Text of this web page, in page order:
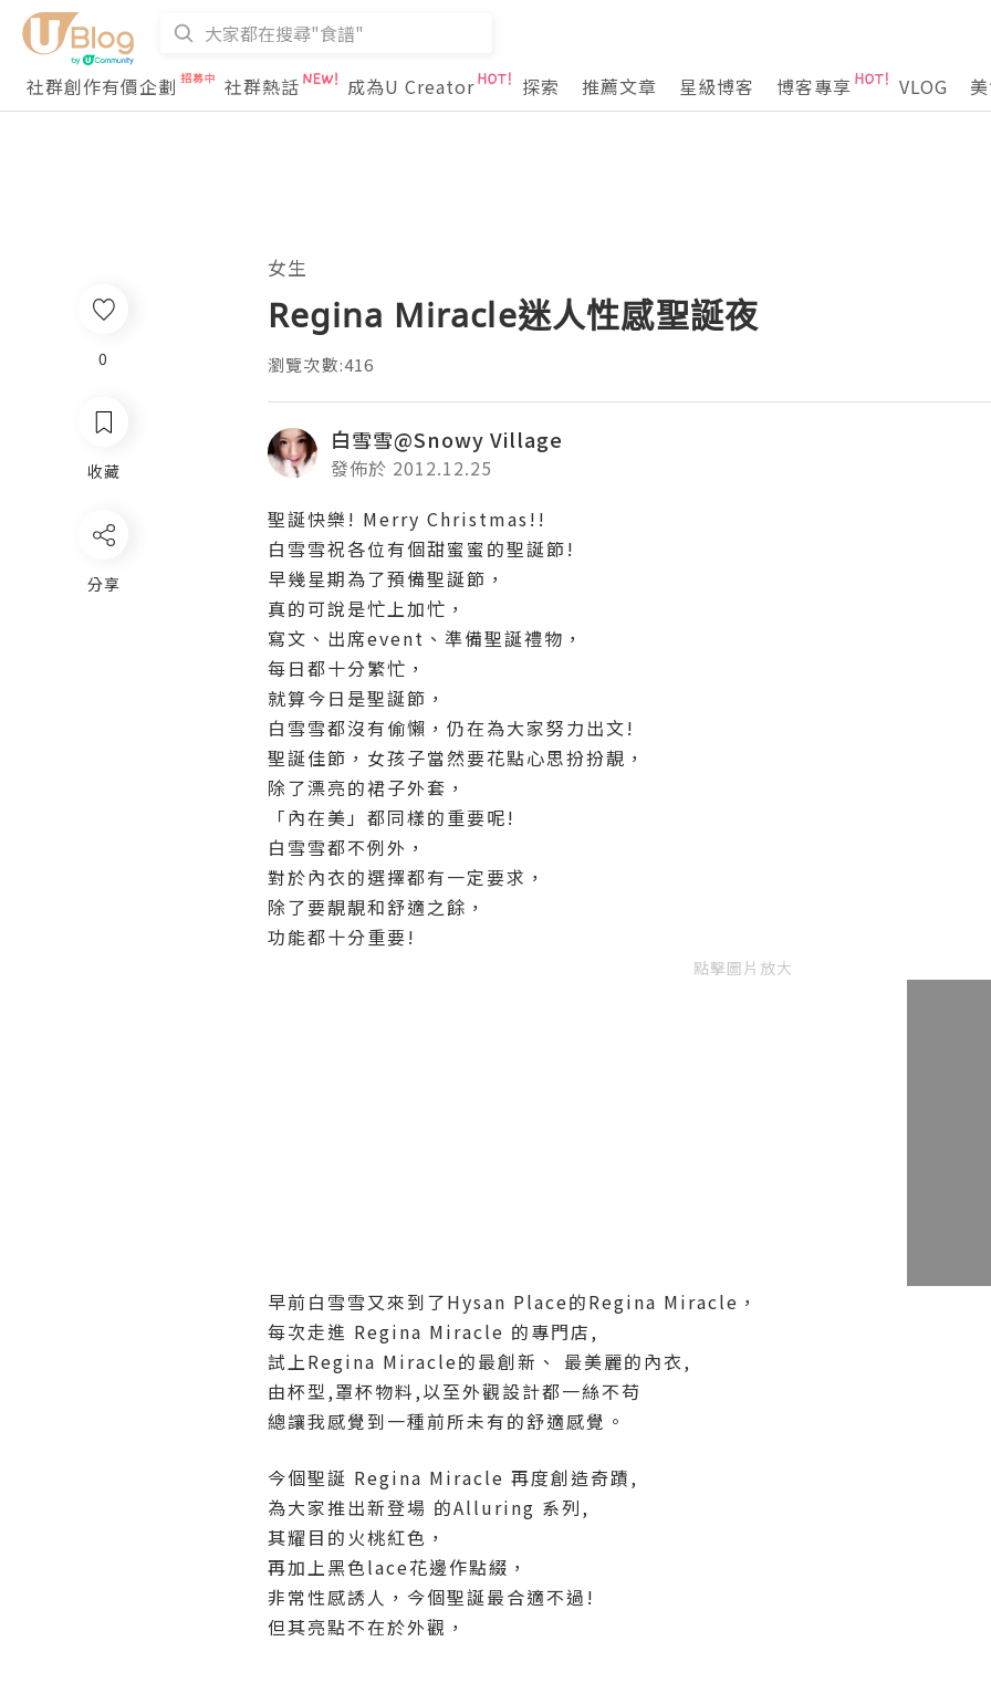
社群創作有價企劃 社群熱話 成為U Creator 探索 推薦文章 星級博客 博客專享 VLOG
0
收藏
分享
女生
Regina Miracle迷人性感聖誕夜
瀏覽次數:416
白雪雪@Snowy Village
發佈於 2012.12.25
聖誕快樂! Merry Christmas!!
白雪雪祝各位有個甜蜜蜜的聖誕節!
早幾星期為了預備聖誕節，
真的可說是忙上加忙，
寫文、出席event、準備聖誕禮物，
每日都十分繁忙，
就算今日是聖誕節，
白雪雪都沒有偷懶，仍在為大家努力出文!
聖誕佳節，女孩子當然要花點心思扮扮靚，
除了漂亮的裙子外套，
「內在美」都同樣的重要呢!
白雪雪都不例外，
對於內衣的選擇都有一定要求，
除了要靚靚和舒適之餘，
功能都十分重要!
點擊圖片放大
早前白雪雪又來到了Hysan Place的Regina Miracle，
每次走進 Regina Miracle 的專門店,
試上Regina Miracle的最創新、 最美麗的內衣,
由杯型,罩杯物料,以至外觀設計都一絲不苟
總讓我感覺到一種前所未有的舒適感覺。
今個聖誕 Regina Miracle 再度創造奇蹟,
為大家推出新登場 的Alluring 系列,
其耀目的火桃紅色，
再加上黑色lace花邊作點綴，
非常性感誘人，今個聖誕最合適不過!
但其亮點不在於外觀，